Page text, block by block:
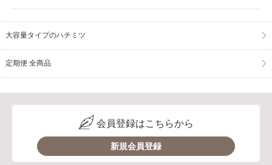
大容量タイプのハチミツ
定期便 全商品
会員登録はこちらから
新規会員登録